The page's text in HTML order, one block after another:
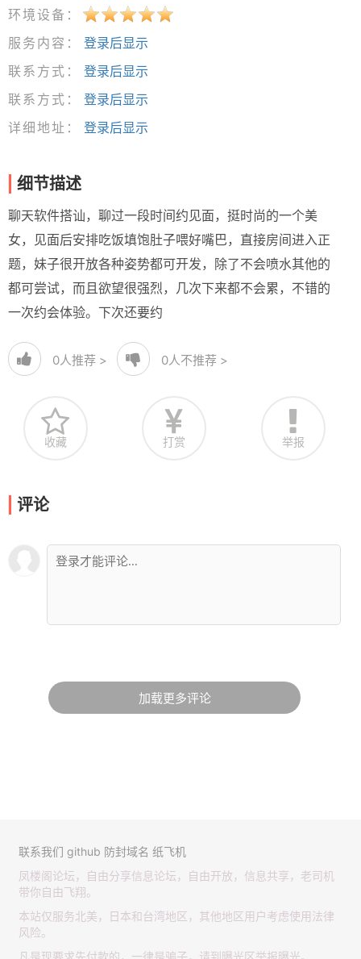
环境设备：
服务内容：
登录后显示
联系方式：
登录后显示
联系方式：
登录后显示
详细地址：
登录后显示
细节描述
聊天软件搭讪，聊过一段时间约见面，挺时尚的一个美
女，见面后安排吃饭填饱肚子喂好嘴巴，直接房间进入正
题，妹子很开放各种姿势都可开发，除了不会喷水其他的
都可尝试，而且欲望很强烈，几次下来都不会累，不错的
一次约会体验。下次还要约
0人推荐 > 0人不推荐 >
收藏 打赏 举报
评论
加载更多评论
联系我们 github 防封域名 纸飞机
凤楼阁论坛，自由分享信息论坛，自由开放，信息共享，老司机
带你自由飞翔。
本站仅服务北美，日本和台湾地区，其他地区用户考虑使用法律
风险。
凡是现要求先付款的，一律是骗子，请到曝光区举报曝光。